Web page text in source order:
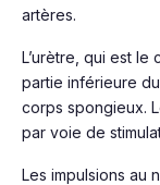
artères.
L’urètre, qui est le
partie inférieure
corps spongieux.
par voie de
Les impulsions au